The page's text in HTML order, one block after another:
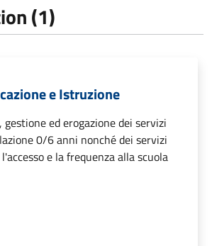
(1)
e Istruzione
gestione ed erogazione dei servizi
0/6 anni nonché dei servizi
e la frequenza alla scuola